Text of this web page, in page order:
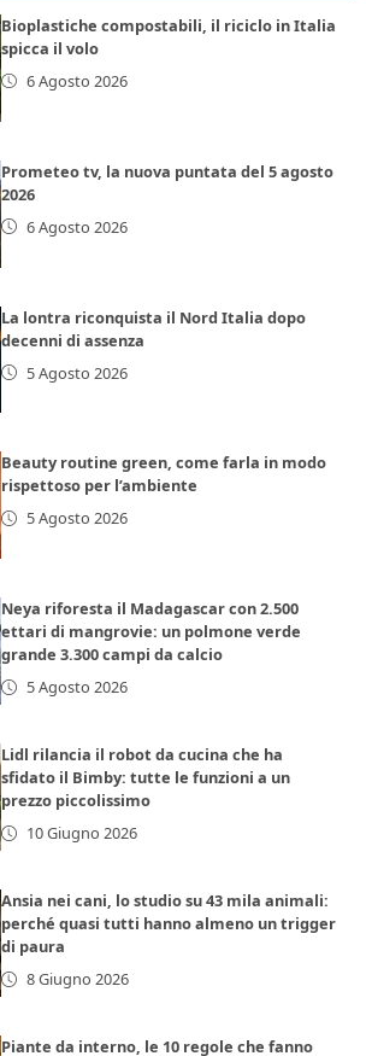
Bioplastiche compostabili, il riciclo in Italia
spicca il volo
6 Agosto 2026
Prometeo tv, la nuova puntata del 5 agosto
2026
6 Agosto 2026
La lontra riconquista il Nord Italia dopo
decenni di assenza
5 Agosto 2026
Beauty routine green, come farla in modo
rispettoso per l’ambiente
5 Agosto 2026
Neya riforesta il Madagascar con 2.500
ettari di mangrovie: un polmone verde
grande 3.300 campi da calcio
5 Agosto 2026
Lidl rilancia il robot da cucina che ha
sfidato il Bimby: tutte le funzioni a un
prezzo piccolissimo
10 Giugno 2026
Ansia nei cani, lo studio su 43 mila animali:
perché quasi tutti hanno almeno un trigger
di paura
8 Giugno 2026
Piante da interno, le 10 regole che fanno